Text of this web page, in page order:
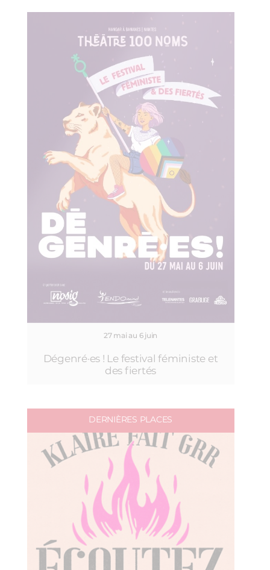
27 mai au 6 juin
Dégenré·es ! Le festival féministe et
des fiertés
DERNIÈRES PLACES